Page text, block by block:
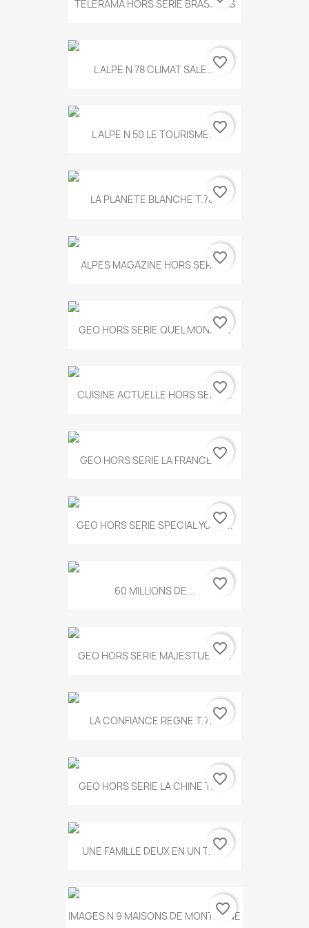
TELERAMA HORS SERIE BRASSENS
L ALPE N 78 CLIMAT SALE...favorite_border
L ALPE N 50 LE TOURISME...favorite_border
LA PLANETE BLANCHE T.785favorite_border
ALPES MAGAZINE HORS SERIE...
favorite_border
GEO HORS SERIE QUEL MONDE...
favorite_border
CUISINE ACTUELLE HORS SERIE...
favorite_border
GEO HORS SERIE LA FRANCE A...
favorite_border
GEO HORS SERIE SPECIAL YOGA...
favorite_border
60 MILLIONS DE... favorite_border
GEO HORS SERIE MAJESTUEUX...
favorite_border
LA CONFIANCE REGNE T.778favorite_border
GEO HORS SERIE LA CHINE T.497
favorite_border
UNE FAMILLE DEUX EN UN T.675
favorite_border
IMAGES N 9 MAISONS DE MONTAGNE
favorite_border